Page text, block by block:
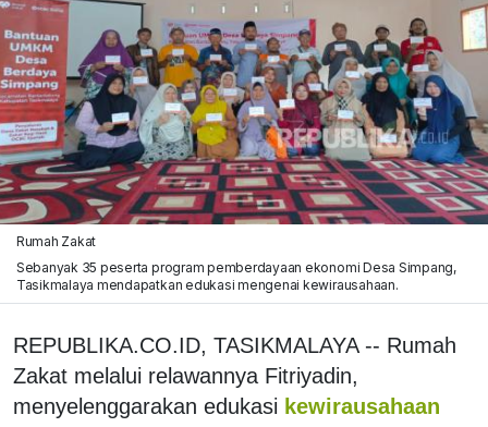
Rumah Zakat
Sebanyak 35 peserta program pemberdayaan ekonomi Desa Simpang,
Tasikmalaya mendapatkan edukasi mengenai kewirausahaan.
REPUBLIKA.CO.ID, TASIKMALAYA -- Rumah
Zakat melalui relawannya Fitriyadin,
menyelenggarakan edukasi kewirausahaan